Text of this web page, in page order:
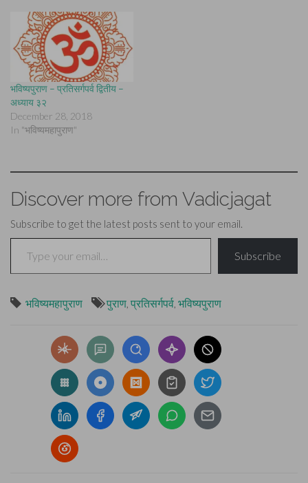
भविष्यपुराण – प्रतिसर्गपर्व द्वितीय –
अध्याय ३२
December 28, 2018
In "भविष्यमहापुराण"
Discover more from Vadicjagat
Subscribe to get the latest posts sent to your email.
Type your email…
Subscribe
भविष्यमहापुराण पुराण, प्रतिसर्गपर्व, भविष्यपुराण